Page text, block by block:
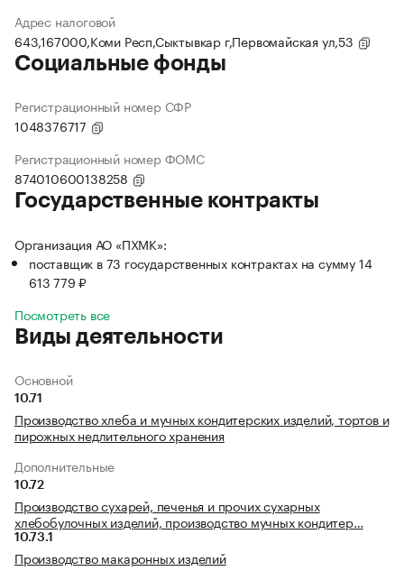
Адрес налоговой
643,167000,Коми Респ,Сыктывкар г,Первомайская ул,53
Социальные фонды
Регистрационный номер СФР
1048376717
Регистрационный номер ФОМС
874010600138258
Государственные контракты
Организация АО «ПХМК»:
поставщик в 73 государственных контрактах на сумму 14
613 779 ₽
Посмотреть все
Виды деятельности
Основной
10.71
Производство хлеба и мучных кондитерских изделий, тортов и
пирожных недлительного хранения
Дополнительные
10.72
Производство сухарей, печенья и прочих сухарных
хлебобулочных изделий, производство мучных кондитер…
10.73.1
Производство макаронных изделий